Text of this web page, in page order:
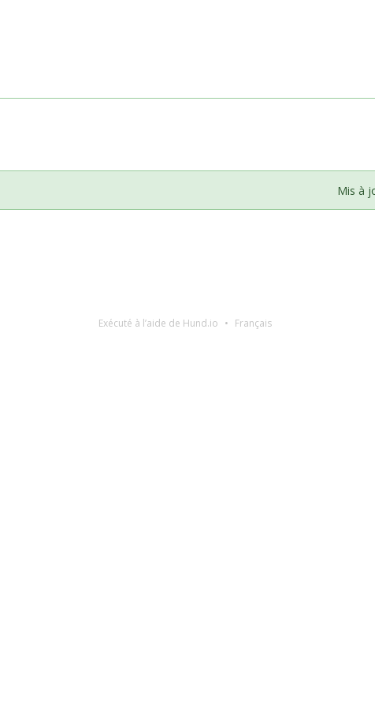
Mis à
Exécuté à l’aide de Hund.io Français